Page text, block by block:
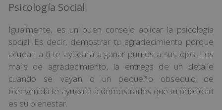
Psicología Social
Igualmente, es un buen consejo aplicar la psicología
social. Es decir, demostrar tu agradecimiento porque
acudan a ti te ayudará a ganar puntos a sus ojos. Los
mails de agradecimiento, la entrega de un detalle
cuando se vayan o un pequeño obsequio de
bienvenida te ayudará a demostrarles que tu prioridad
es su bienestar.